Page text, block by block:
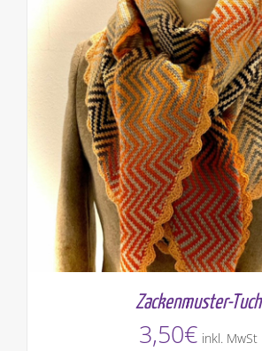
Zackenmuster-Tuch
3,50€ inkl. MwSt